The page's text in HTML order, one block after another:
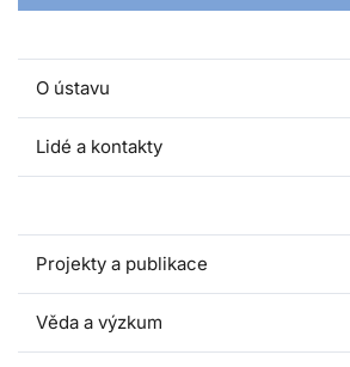
O ústavu
Lidé a kontakty
Projekty a publikace
Věda a výzkum